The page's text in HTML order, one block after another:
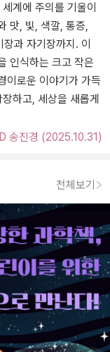
계에 주의를 기울이
맛, 빛, 색깔, 통증,
과 자기장까지. 이
인식하는 크고 작은
이로운 이야기가 가득
하고, 세상을 새롭게
송진경 (2025.10.31)
전체보기